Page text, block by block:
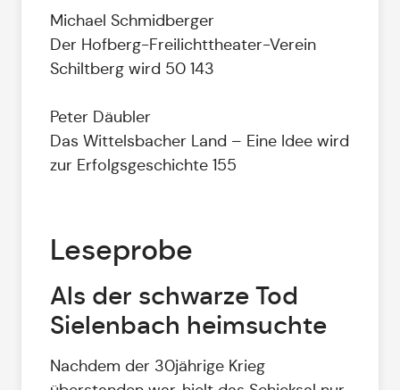
Michael Schmidberger
Der Hofberg-Freilichttheater-Verein
Schiltberg wird 50 143
Peter Däubler
Das Wittelsbacher Land – Eine Idee wird
zur Erfolgsgeschichte 155
Leseprobe
Als der schwarze Tod
Sielenbach heimsuchte
Nachdem der 30jährige Krieg